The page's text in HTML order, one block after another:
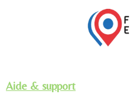
Aide & support